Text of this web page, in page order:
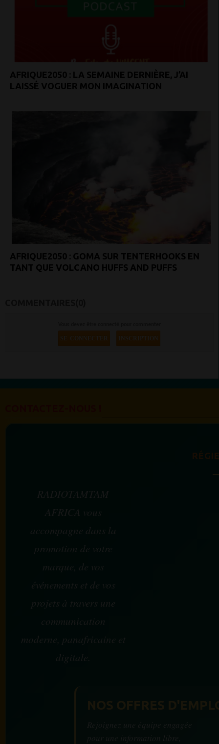
AFRIQUE2050 : LA SEMAINE DERNIÈRE, J’AI
LAISSÉ VOGUER MON IMAGINATION
AFRIQUE2050 : GOMA SUR TENTERHOOKS EN
TANT QUE VOLCANO HUFFS AND PUFFS
SE CONNECTER INSCRIPTION
RADIOTAMTAM
AFRICA vous
accompagne dans la
promotion de votre
marque, de vos
événements et de vos
projets à travers une
communication
moderne, panafricaine et
digitale.